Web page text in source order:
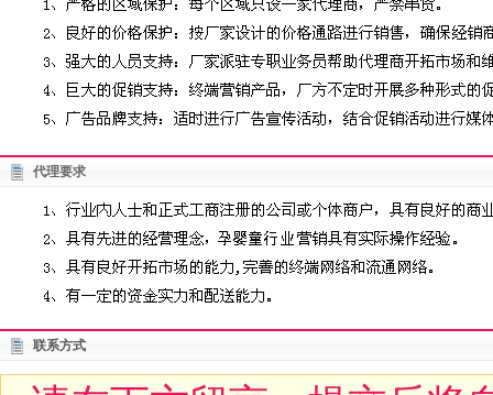
代理要求
联系方式